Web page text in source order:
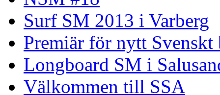
Surf SM 2013 i Varberg
Premiär för nytt Svenskt
Longboard SM i
Välkommen till SSA